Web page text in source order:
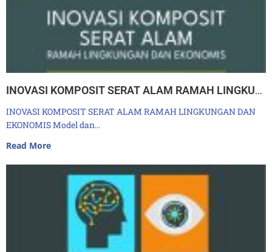
INOVASI KOMPOSIT SERAT ALAM RAMAH LINGKUNGAN DAN EKONOMIS Model dan Analisis Kuat Lekatan Natural Fiber Reinforced Polymer (NFRP) dan Beton
INOVASI KOMPOSIT SERAT ALAM RAMAH LINGKUNGAN DAN
EKONOMIS Model dan…
Read More